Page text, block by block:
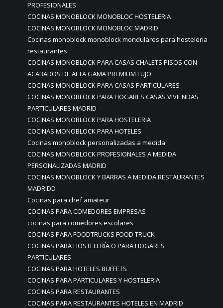
PROFESIONALES
COCINAS MONOBLOCK MONOBLOC HOSTELERIA
COCINAS MONOBLOCK MONOBLOC MADRID
Cocinas monoblock monoblock mondulares para hosteleria
restaurantes
COCINAS MONOBLOCK PARA CASAS CHALETS PISOS CON
ACABADOS DE ALTA GAMA PREMIUM LUJO
COCINAS MONOBLOCK PARA CASAS PARTICULARES
COCINAS MONOBLOCK PARA HOGARES CASAS VIVIENDAS
PARTICULARES MADRID
COCINAS MONOBLOCK PARA HOSTELERIA
COCINAS MONOBLOCK PARA HOTELES
Cocinas monoblock personalizadas a medida
COCINAS MONOBLOCK PROFESIONALES A MEDIDA
PERSONALIZADAS MADRID
COCINAS MONOBLOCK Y BARRAS A MEDIDA RESTAURANTES
MADRIDD
Cocinas para chef amateur
COCINAS PARA COMEDORES EMPRESAS
cocinas para comedores escolares
COCINAS PARA FOODTRUCKS FOOD TRUCK
COCINAS PARA HOSTELERÍA O PARA HOGARES
PARTICULARES
COCINAS PARA HOTELES BUFFETS
COCINAS PARA PARTICULARES Y HOSTELERIA
COCINAS PARA RESTAURANTES
COCINAS PARA RESTAURANTES HOTELES EN MADRID